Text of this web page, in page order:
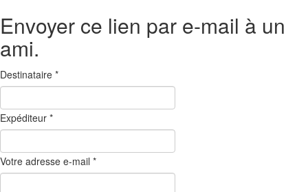
Envoyer ce lien par e-mail à un
ami.
Destinataire *
Expéditeur *
Votre adresse e-mail *